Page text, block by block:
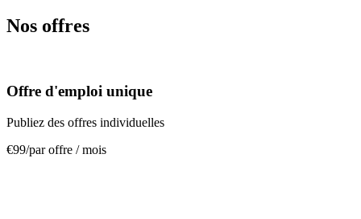
Nos offres
Offre d'emploi unique
Publiez des offres individuelles
€99/par offre / mois